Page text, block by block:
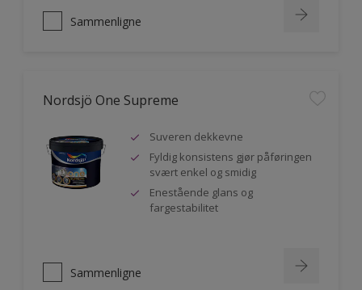
Sammenligne
Nordsjö One Supreme
Suveren dekkevne
Fyldig konsistens gjør påføringen
svært enkel og smidig
Enestående glans og
fargestabilitet
Sammenligne